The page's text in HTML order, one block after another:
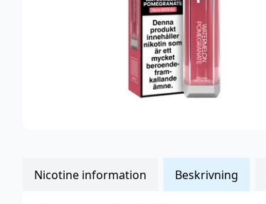
Nicotine information Beskrivning